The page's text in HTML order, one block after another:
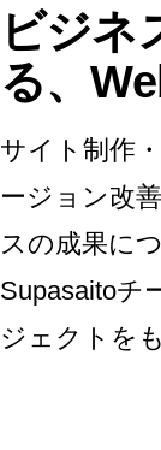
ビジネ
る、
サイト制作
ージョン改
スの成果に
Supasaitoチ
ジェクトを